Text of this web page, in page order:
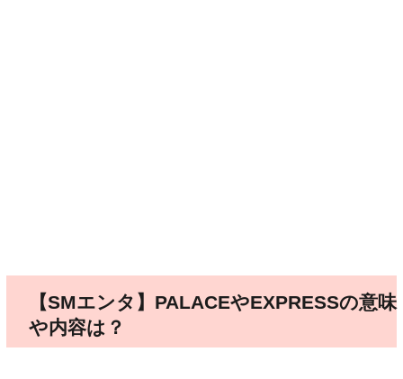
【SMエンタ】PALACEやEXPRESSの意味
や内容は？